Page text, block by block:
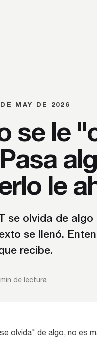
MAY DE 2026
se le
le
se olvida de
se llenó.
recibe.
min de lectura
olvida" de algo, no es